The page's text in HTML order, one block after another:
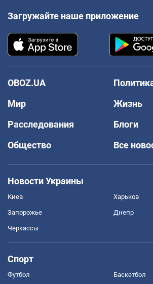
Загружайте наше приложение
OBOZ.UA
Мир
Жизнь
Расследования
Блоги
Общество
Все
Новости Украины
Киев Харьков
Запорожье Днепр
Черкассы
Спорт
Футбол Баскетбол